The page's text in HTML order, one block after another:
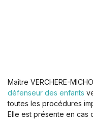
Maître VERCHERE-
défenseur des enfants
toutes les procédures
Elle est présente en cas